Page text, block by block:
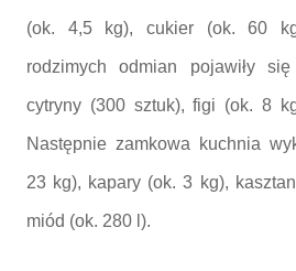
(ok. 4,5 kg), cukier (ok. 60
rodzimych odmian pojawiły
cytryny (300 sztuk), figi (ok. 8
Następnie zamkowa kuchnia
23 kg), kapary (ok. 3 kg),
miód (ok. 280 l).